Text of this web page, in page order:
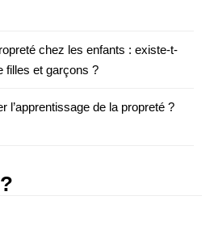
chez les enfants : existe-t-
filles et garçons ?
l’apprentissage de la propreté ?